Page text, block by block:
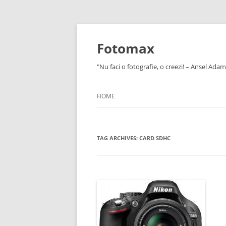
Skip
Fotomax
"Nu faci o fotografie, o creezi! – Ansel
HOME
TAG ARCHIVES: CARD SDHC